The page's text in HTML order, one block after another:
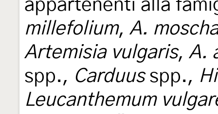
appartenenti alla
millefolium, A.
Artemisia vulgaris, A.
spp., Carduusspp.,
Leucanthemum